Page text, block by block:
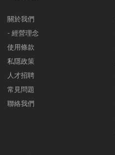
關於我們
- 經營理念
使用條款
私隱政策
人才招聘
常見問題
聯絡我們